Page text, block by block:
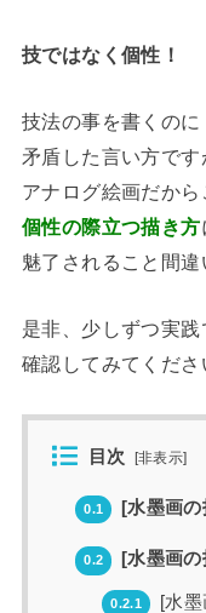
技ではなく個性！
技法の事を書くのに
矛盾した言い方です
アナログ絵画だから
個性の際立つ描き方
魅了されること間違
是非、少しずつ実践
確認してみてくださ
目次 [非表示]
0.1 [水墨画
0.2 [水墨画
0.2.1 [水